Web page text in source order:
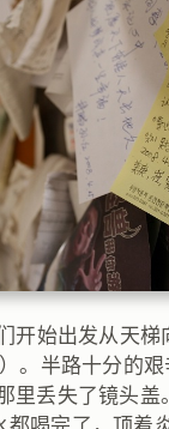
开始出发从天梯
。半路十分的
里丢失了镜头盖